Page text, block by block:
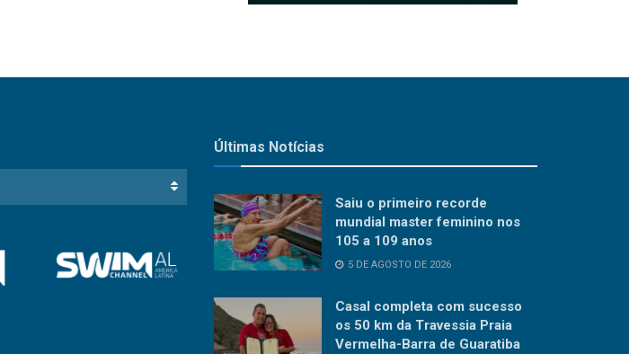
Últimas Notícias
Saiu o primeiro recorde
mundial master feminino nos
105 a 109 anos
5 DE AGOSTO DE 2026
Casal completa com sucesso
os 50 km da Travessia Praia
Vermelha-Barra de Guaratiba